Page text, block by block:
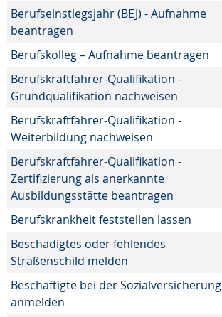
Berufseinstiegsjahr (BEJ) - Aufnahme
beantragen
Berufskolleg – Aufnahme beantragen
Berufskraftfahrer-Qualifikation -
Grundqualifikation nachweisen
Berufskraftfahrer-Qualifikation -
Weiterbildung nachweisen
Berufskraftfahrer-Qualifikation -
Zertifizierung als anerkannte
Ausbildungsstätte beantragen
Berufskrankheit feststellen lassen
Beschädigtes oder fehlendes
Straßenschild melden
Beschäftigte bei der Sozialversicherung
anmelden